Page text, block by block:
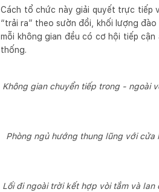
Cách tổ chức này giải quyết trực tiếp
“trải ra” theo sườn đồi, khối lượng
mỗi không gian đều có cơ hội tiếp
thống.
Không gian chuyển tiếp trong - ngoài
Phòng ngủ hướng thung lũng với cửa
Lối đi ngoài trời kết hợp vòi tắm và lan